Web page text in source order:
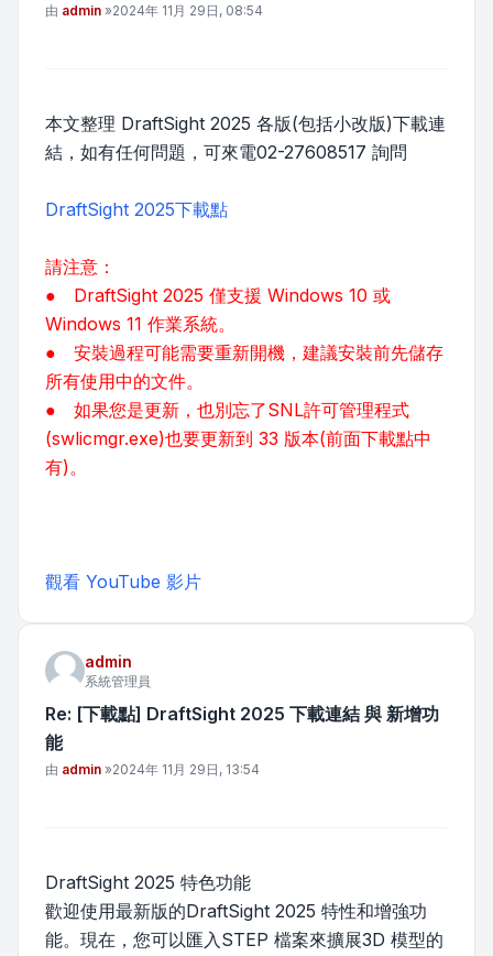
文章
由 admin »2024年 11月 29日, 08:54
本文整理 DraftSight 2025 各版(包括小改版)下載連
結，如有任何問題，可來電02-27608517 詢問
DraftSight 2025下載點
請注意：
● DraftSight 2025 僅支援 Windows 10 或
Windows 11 作業系統。
● 安裝過程可能需要重新開機，建議安裝前先儲存
所有使用中的文件。
● 如果您是更新，也別忘了SNL許可管理程式
(swlicmgr.exe)也要更新到 33 版本(前面下載點中
有)。
觀看 YouTube 影片
admin
系統管理員
Re: [下載點] DraftSight 2025 下載連結 與 新增功
能
文章
由 admin »2024年 11月 29日, 13:54
DraftSight 2025 特色功能
歡迎使用最新版的DraftSight 2025 特性和增強功
能。現在，您可以匯入STEP 檔案來擴展3D 模型的